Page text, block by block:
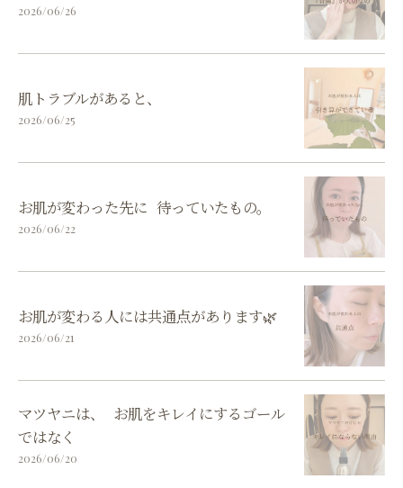
2026/06/26
肌トラブルがあると、
2026/06/25
お肌が変わった先に 待っていたもの。
2026/06/22
お肌が変わる人には共通点があります🌿
2026/06/21
マツヤニは、 お肌をキレイにするゴール
ではなく
2026/06/20